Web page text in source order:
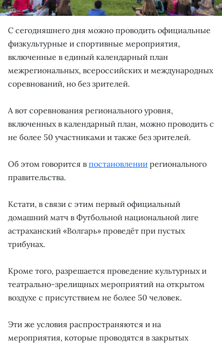
С сегодняшнего дня можно проводить официальные
физкультурные и спортивные мероприятия,
включенные в единый календарный план
межрегиональных, всероссийских и международных
соревнований, но без зрителей.
А вот соревнования регионального уровня,
включенных в календарный план, можно проводить с
не более 50 участниками и также без зрителей.
Об этом говорится в постановлении регионального
правительства.
Кстати, в связи с этим первый официальный
домашний матч в Футбольной национальной лиге
астраханский «Волгарь» проведёт при пустых
трибунах.
Кроме того, разрешается проведение культурных и
театрально-зрелищных мероприятий на открытом
воздухе с присутствием не более 50 человек.
Эти же условия распространяются и на
мероприятия, которые проводятся в закрытых